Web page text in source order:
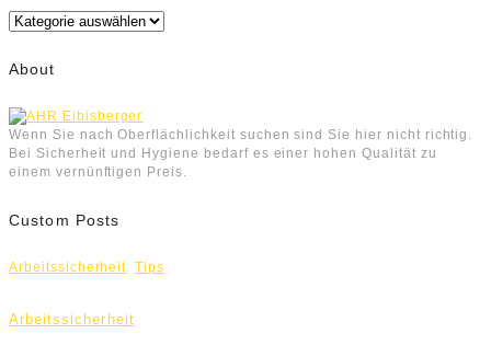
Kategorien
About
Wenn Sie nach Oberflächlichkeit suchen sind Sie hier nicht richtig.
Bei Sicherheit und Hygiene bedarf es einer hohen Qualität zu
einem vernünftigen Preis.
Custom Posts
Arbeitssicherheit,Tips
Arbeitssicherheit